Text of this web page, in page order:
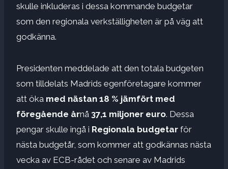
skulle inkluderas i dessa kommande budgetar
som den regionala verkställigheten är på väg att
godkänna.
Presidenten meddelade att den totala budgeten
som tilldelats Madrids egenföretagare kommer
att öka med nästan 18 % jämfört med
föregående årnå 37,1 miljoner euro. Dessa
pengar skulle ingå i Regionala budgetar för
nästa budgetår, som kommer att godkännas nästa
vecka av ECB-rådet och senare av Madrids